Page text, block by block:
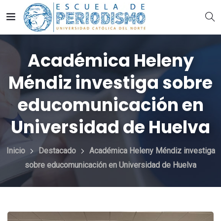
Académica Heleny
Méndiz investiga sobre
educomunicación en
Universidad de Huelva
Inicio Destacado
Académica Heleny Méndiz investiga
sobre educomunicación en Universidad de Huelva